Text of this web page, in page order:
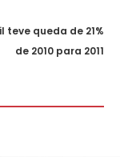
queda de 21%
de 2010 para 2011